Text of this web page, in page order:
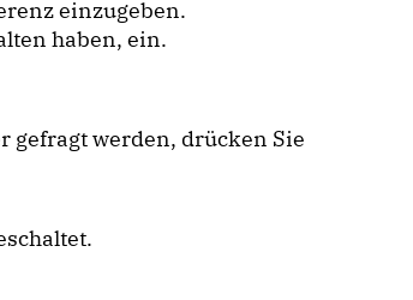
einzugeben.
haben, ein.
gefragt werden, drücken Sie